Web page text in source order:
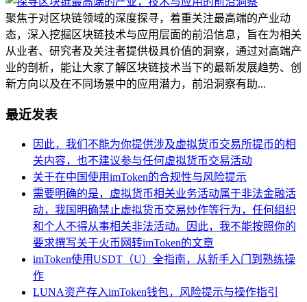
聚焦于对区块链领域的深度探寻，着重关注最高端的产业动
态，深入挖掘区块链技术与应用层面的前沿信息，旨在为相关
从业者、研究者及关注者提供极具价值的洞察，通过对高端产
业的剖析，能让大家了解区块链技术当下的最新发展趋势、创
新方向以及在不同场景中的应用潜力，前沿洞察有助...
最近发表
因此，我们不能为你提供涉及虚拟货币交易所提币的相
关内容，也不建议参与任何虚拟货币交易活动
关于在中国使用imToken的合规性与风险提示
需要明确的是，虚拟货币相关业务活动属于非法金融活
动，我国明确禁止虚拟货币交易炒作等行为，任何组织
和个人不得从事相关非法活动。因此，我不能按照你的
要求撰写关于火币网转imToken的文章
imToken使用USDT（U）全指南，从新手入门到熟练操
作
LUNA资产存入imToken钱包，风险提示与操作指引